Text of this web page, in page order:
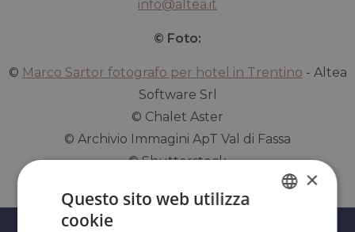
info@altea.it
© Foto:
© Marco Sartor fotografo per hotel in Trentino - Altea
Software Srl
© Chalet Aster
© Archivio Immagini ApT Val di Fassa
© Shutterstock
×
Questo sito web utilizza
cookie